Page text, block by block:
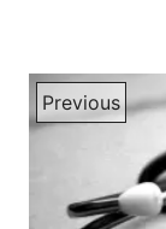
هم این درامر
فامیل دور
هما شد.
زمان هما یک
و گاهی هم
Previous